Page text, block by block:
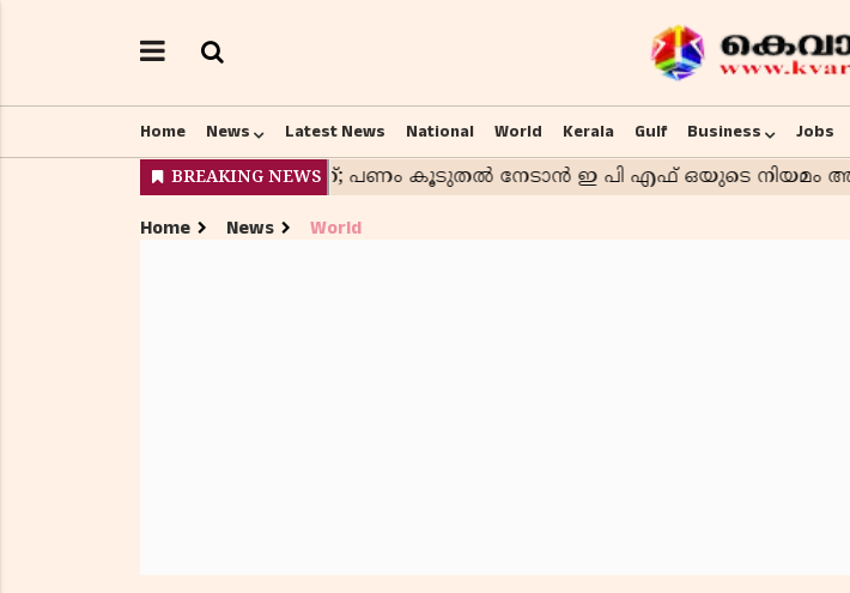
Home News Latest News National World Kerala Gulf Business Jobs
Home News World